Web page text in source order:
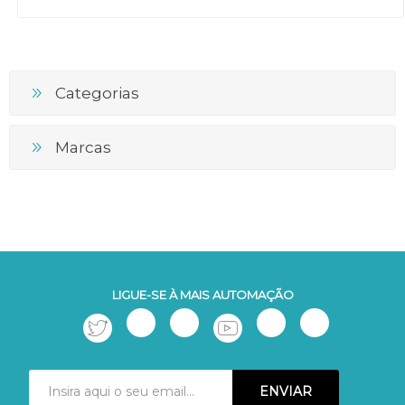
Categorias
Marcas
LIGUE-SE À MAIS AUTOMAÇÃO